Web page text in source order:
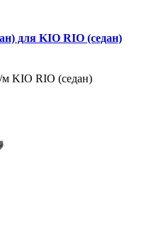
для KIO RIO (седан)
м KIO RIO (седан)